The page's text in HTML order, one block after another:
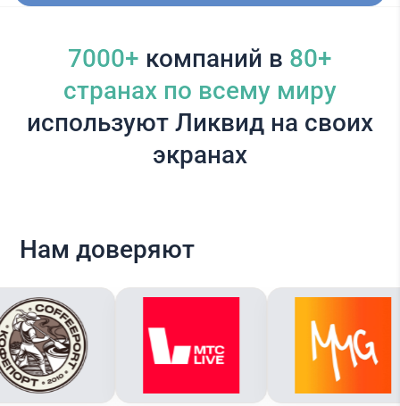
7000+ компаний в 80+
cтранах по всему миру
используют Ликвид на своих
экранах
Нам доверяют